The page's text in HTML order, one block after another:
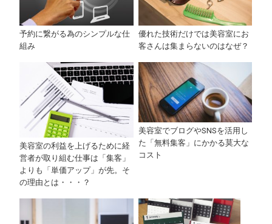
予約に繋がる為のシンプルな仕
組み
優れた技術だけでは美容室にお
客さんは集まらないのはなぜ？
美容室の利益を上げるために経
営者が取り組む仕事は「集客」
よりも「単価アップ」が先。そ
の理由とは・・・？
美容室でブログやSNSを活用し
た「無料集客」にかかる莫大な
コスト